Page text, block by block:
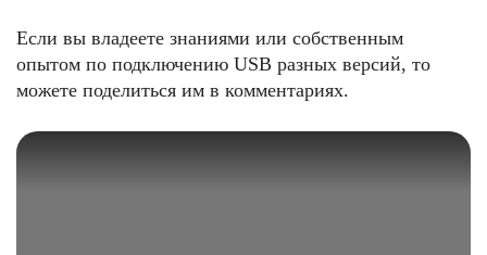
Если вы владеете знаниями или собственным
опытом по подключению USB разных версий, то
можете поделиться им в комментариях.